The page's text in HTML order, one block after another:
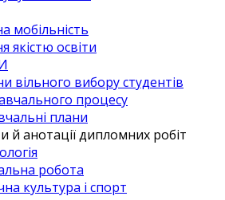
мобільність
якістю освіти
вільного вибору студентів
процесу
плани
й анотації дипломних робіт
робота
культура і спорт